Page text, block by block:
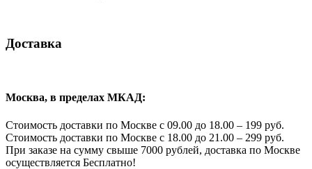
Доставка
Москва, в пределах МКАД:
Стоимость доставки по Москве с 09.00 до 18.00 – 199 руб.
Стоимость доставки по Москве с 18.00 до 21.00 – 299 руб.
При заказе на сумму свыше 7000 рублей, доставка по Москве
осуществляется Бесплатно!